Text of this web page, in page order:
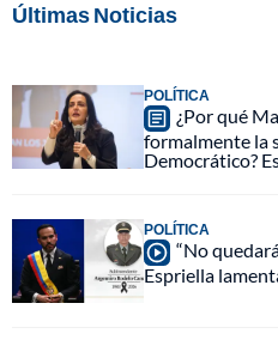
Últimas Noticias
POLÍTICA
¿Por qué
formalmente la
Democrático?
POLÍTICA
“No
Espriella